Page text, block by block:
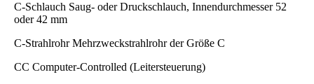
C-Schlauch Saug- oder Druckschlauch, Innendurchmesser 52
oder 42 mm
C-Strahlrohr Mehrzweckstrahlrohr der Größe C
CC Computer-Controlled (Leitersteuerung)